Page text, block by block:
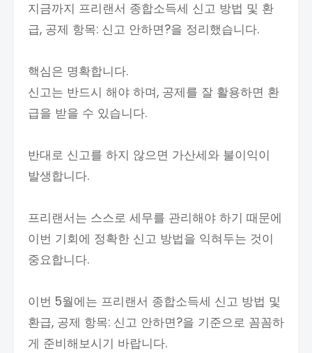
지금까지 프리랜서 종합소득세 신고 방법 및 환
급, 공제 항목: 신고 안하면?을 정리했습니다.
핵심은 명확합니다.
신고는 반드시 해야 하며, 공제를 잘 활용하면 환
급을 받을 수 있습니다.
반대로 신고를 하지 않으면 가산세와 불이익이
발생합니다.
프리랜서는 스스로 세무를 관리해야 하기 때문에
이번 기회에 정확한 신고 방법을 익혀두는 것이
중요합니다.
이번 5월에는 프리랜서 종합소득세 신고 방법 및
환급, 공제 항목: 신고 안하면?을 기준으로 꼼꼼하
게 준비해보시기 바랍니다.